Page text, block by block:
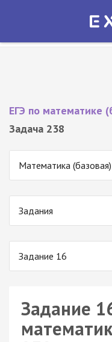
Экзамер —
ЕГЭ по математике
Задача 238
Математика (базовая)
Задания
Задание 16
Задание